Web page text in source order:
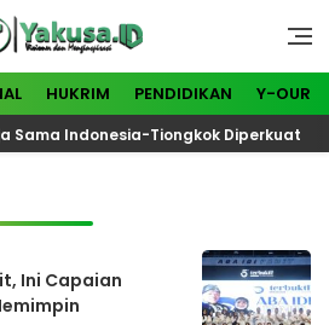
Yakusa
dan Menginspirasi
HUKRIM PENDIDIKAN Y-OUR
Indonesia-Tiongkok Diperkuat
Ini Capaian